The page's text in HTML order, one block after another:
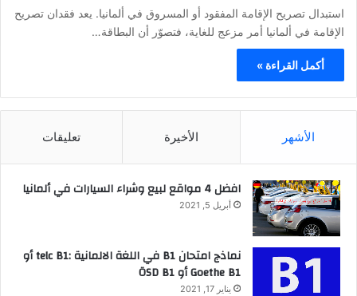
استبدال تصريح الإقامة المفقود أو المسروق في ألمانيا. يعد فقدان تصريح
الإقامة في ألمانيا أمر مزعج للغاية، فتصوّر أن البطاقة…
أكمل القراءة »
الأشهر الأخيرة تعليقات
افضل 4 مواقع لبيع وشراء السيارات في ألمانيا
أبريل 5, 2021
نماذج امتحان B1 في اللغة الالمانية :telc B1 أو
Goethe B1 أو ÖSD B1
يناير 17, 2021